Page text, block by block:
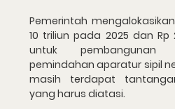
Pemerintah
10 triliun pada 2025 dan Rp
untuk pembangunan
pemindahan aparatur sipil
masih terdapat
yang harus diatasi.